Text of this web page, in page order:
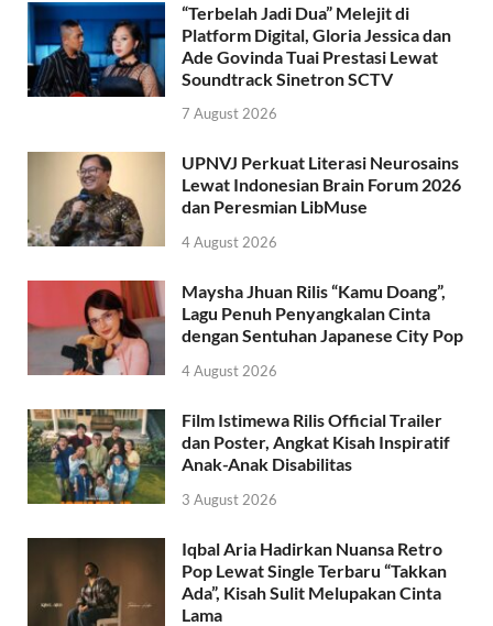
“Terbelah Jadi Dua” Melejit di
Platform Digital, Gloria Jessica dan
Ade Govinda Tuai Prestasi Lewat
Soundtrack Sinetron SCTV
7 August 2026
UPNVJ Perkuat Literasi Neurosains
Lewat Indonesian Brain Forum 2026
dan Peresmian LibMuse
4 August 2026
Maysha Jhuan Rilis “Kamu Doang”,
Lagu Penuh Penyangkalan Cinta
dengan Sentuhan Japanese City Pop
4 August 2026
Film Istimewa Rilis Official Trailer
dan Poster, Angkat Kisah Inspiratif
Anak-Anak Disabilitas
3 August 2026
Iqbal Aria Hadirkan Nuansa Retro
Pop Lewat Single Terbaru “Takkan
Ada”, Kisah Sulit Melupakan Cinta
Lama